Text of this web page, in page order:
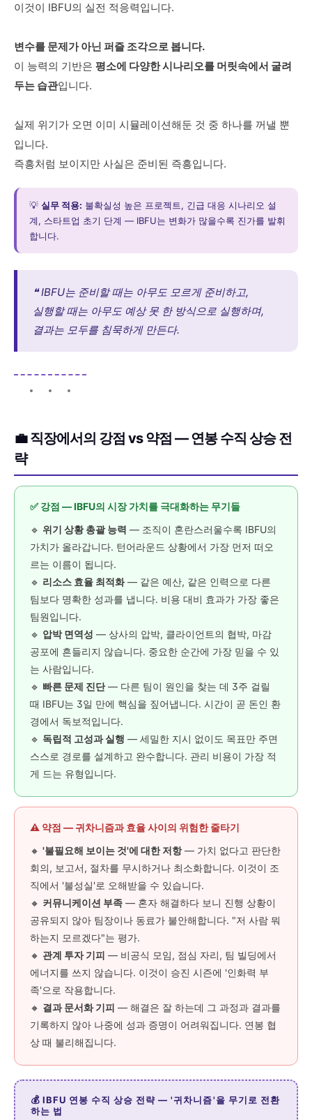
이것이 IBFU의 실전 적응력입니다.
변수를 문제가 아닌 퍼즐 조각으로 봅니다.
이 능력의 기반은 평소에 다양한 시나리오를 머릿속에서 굴려
두는 습관입니다.
실제 위기가 오면 이미 시뮬레이션해둔 것 중 하나를 꺼낼 뿐
입니다.
즉흥처럼 보이지만 사실은 준비된 즉흥입니다.
💡 실무 적용: 불확실성 높은 프로젝트, 긴급 대응 시나리오 설
계, 스타트업 초기 단계 — IBFU는 변화가 많을수록 진가를 발휘
합니다.
❝ IBFU는 준비할 때는 아무도 모르게 준비하고,
실행할 때는 아무도 예상 못 한 방식으로 실행하며,
결과는 모두를 침묵하게 만든다.
💼 직장에서의 강점 vs 약점 — 연봉 수직 상승 전
략
✅ 강점 — IBFU의 시장 가치를 극대화하는 무기들
🔹 위기 상황 총괄 능력 — 조직이 혼란스러울수록 IBFU의
가치가 올라갑니다. 턴어라운드 상황에서 가장 먼저 떠오
르는 이름이 됩니다.
🔹 리소스 효율 최적화— 같은 예산, 같은 인력으로 다른
팀보다 명확한 성과를 냅니다. 비용 대비 효과가 가장 좋은
팀원입니다.
🔹 압박 면역성 — 상사의 압박, 클라이언트의 협박, 마감
공포에 흔들리지 않습니다. 중요한 순간에 가장 믿을 수 있
는 사람입니다.
🔹 빠른 문제 진단— 다른 팀이 원인을 찾는 데 3주 걸릴
때 IBFU는 3일 만에 핵심을 짚어냅니다. 시간이 곧 돈인 환
경에서 독보적입니다.
🔹 독립적 고성과 실행 — 세밀한 지시 없이도 목표만 주면
스스로 경로를 설계하고 완수합니다. 관리 비용이 가장 적
게 드는 유형입니다.
⚠️ 약점 — 귀차니즘과 효율 사이의 위험한 줄타기
🔸 '불필요해 보이는 것'에 대한 저항— 가치 없다고 판단한
회의, 보고서, 절차를 무시하거나 최소화합니다. 이것이 조
직에서 '불성실'로 오해받을 수 있습니다.
🔸 커뮤니케이션 부족 — 혼자 해결하다 보니 진행 상황이
공유되지 않아 팀장이나 동료가 불안해합니다. "저 사람 뭐
하는지 모르겠다"는 평가.
🔸 관계 투자 기피 — 비공식 모임, 점심 자리, 팀 빌딩에서
에너지를 쓰지 않습니다. 이것이 승진 시즌에 '인화력 부
족'으로 작용합니다.
🔸 결과 문서화 기피 — 해결은 잘 하는데 그 과정과 결과를
기록하지 않아 나중에 성과 증명이 어려워집니다. 연봉 협
상 때 불리해집니다.
💰 IBFU 연봉 수직 상승 전략 — '귀차니즘'을 무기로 전환
하는 법